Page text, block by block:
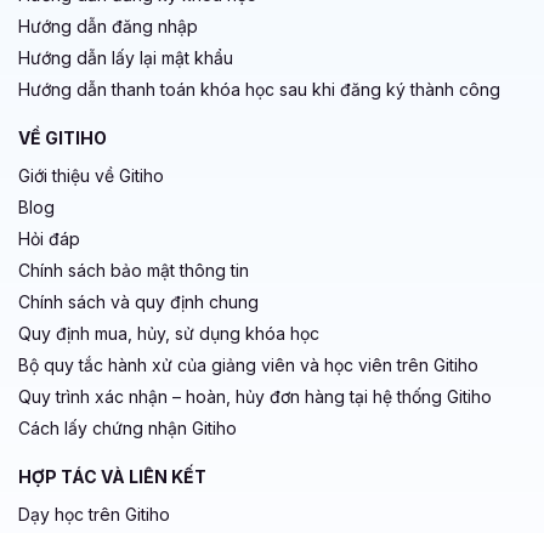
Hướng dẫn đăng nhập
Hướng dẫn lấy lại mật khẩu
Hướng dẫn thanh toán khóa học sau khi đăng ký thành công
VỀ GITIHO
Giới thiệu về Gitiho
Blog
Hỏi đáp
Chính sách bảo mật thông tin
Chính sách và quy định chung
Quy định mua, hủy, sử dụng khóa học
Bộ quy tắc hành xử của giảng viên và học viên trên Gitiho
Quy trình xác nhận – hoàn, hủy đơn hàng tại hệ thống Gitiho
Cách lấy chứng nhận Gitiho
HỢP TÁC VÀ LIÊN KẾT
Dạy học trên Gitiho